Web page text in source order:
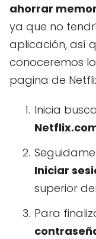
ahorrar
ya que no
aplicación, así
conoceremos
pagina de
Inicia
Iniciar
superior
Para